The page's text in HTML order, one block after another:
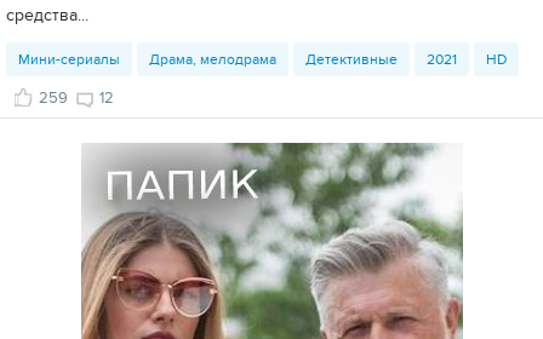
средства...
Мини-сериалы Драма, мелодрама Детективные 2021 HD
259 12